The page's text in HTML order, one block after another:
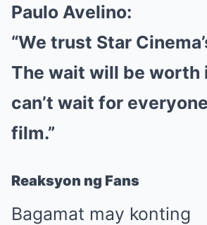
Paulo Avelino:
“We trust Star
The wait will be worth
can’t wait for
film.”
Reaksyon ng Fans
Bagamat may konting